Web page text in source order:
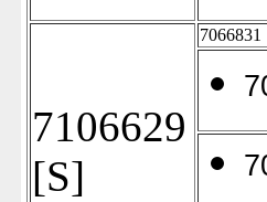
7106629
[S]
7066831